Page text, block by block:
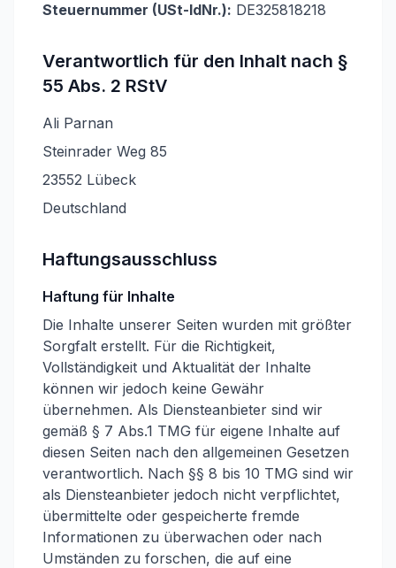
Steuernummer (USt-IdNr.): DE325818218
Verantwortlich für den Inhalt nach §
55 Abs. 2 RStV
Ali Parnan
Steinrader Weg 85
23552 Lübeck
Deutschland
Haftungsausschluss
Haftung für Inhalte
Die Inhalte unserer Seiten wurden mit größter
Sorgfalt erstellt. Für die Richtigkeit,
Vollständigkeit und Aktualität der Inhalte
können wir jedoch keine Gewähr
übernehmen. Als Diensteanbieter sind wir
gemäß § 7 Abs.1 TMG für eigene Inhalte auf
diesen Seiten nach den allgemeinen Gesetzen
verantwortlich. Nach §§ 8 bis 10 TMG sind wir
als Diensteanbieter jedoch nicht verpflichtet,
übermittelte oder gespeicherte fremde
Informationen zu überwachen oder nach
Umständen zu forschen, die auf eine